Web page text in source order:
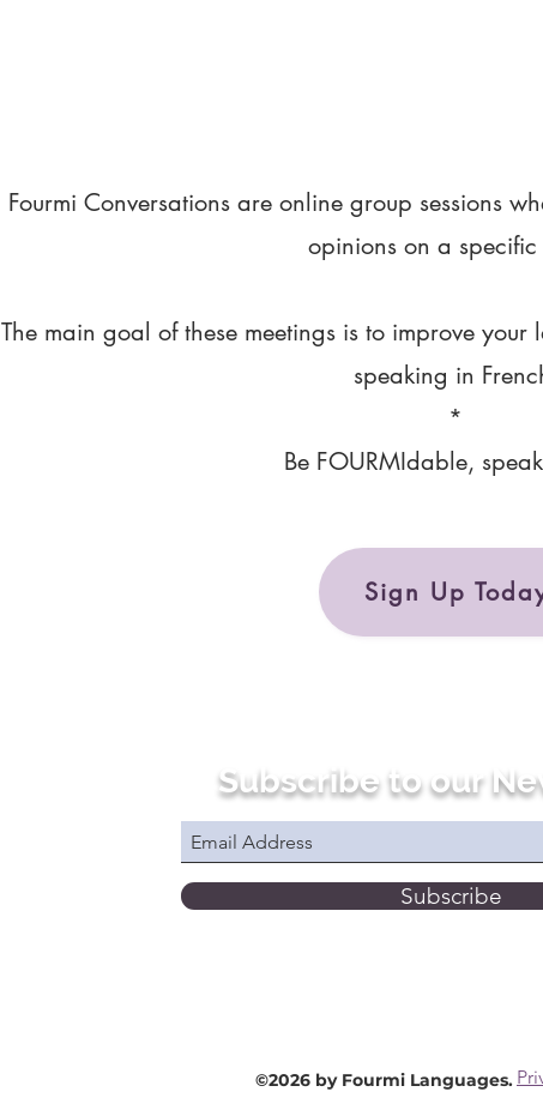
Fourmi Conversations are online group sessions
opinions on a
The main goal of these meetings is to improve
speaking in
*
Be FOURMIdable,
Sign Up
Subscribe to our
Subscribe
©2026 by Fourmi Languages.